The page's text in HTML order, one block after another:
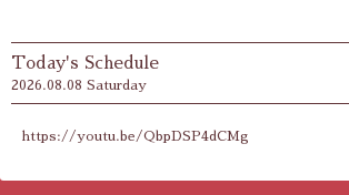
Today's Schedule
2026.08.08 Saturday
https://youtu.be/QbpDSP4dCMg